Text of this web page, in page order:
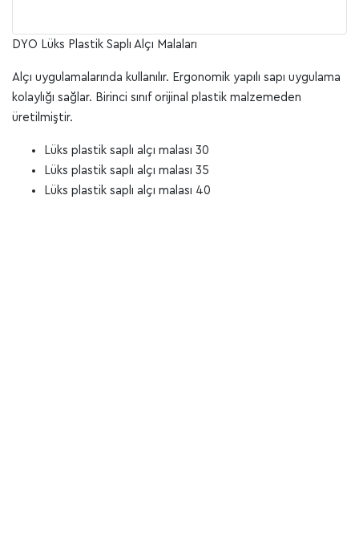
DYO Lüks Plastik Saplı Alçı Malaları
Alçı uygulamalarında kullanılır. Ergonomik yapılı sapı uygulama
kolaylığı sağlar. Birinci sınıf orijinal plastik malzemeden
üretilmiştir.
Lüks plastik saplı alçı malası 30
Lüks plastik saplı alçı malası 35
Lüks plastik saplı alçı malası 40